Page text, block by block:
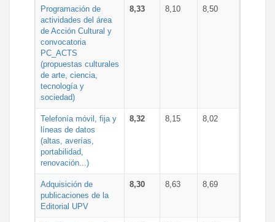
Programación de
actividades del área
de Acción Cultural y
convocatoria
PC_ACTS
(propuestas culturales
de arte, ciencia,
tecnología y
sociedad)
8,33 8,10 8,50
Telefonía móvil, fija y
líneas de datos
(altas, averías,
portabilidad,
renovación...)
8,32 8,15 8,02
Adquisición de
publicaciones de la
Editorial UPV
8,30 8,63 8,69